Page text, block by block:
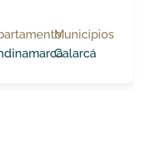
Municipios
Calarcá